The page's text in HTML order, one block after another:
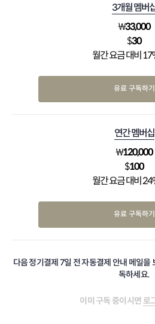
3개월 멤버
₩33,000
$30
월간 요금 대비
유료 구독하기
연간 멤버십
₩120,000
$100
월간 요금 대비
유료 구독하기
다음 정기결제 7일 전 자동결제 안내 메일을
독하세요.
이미 구독 중이시면 로